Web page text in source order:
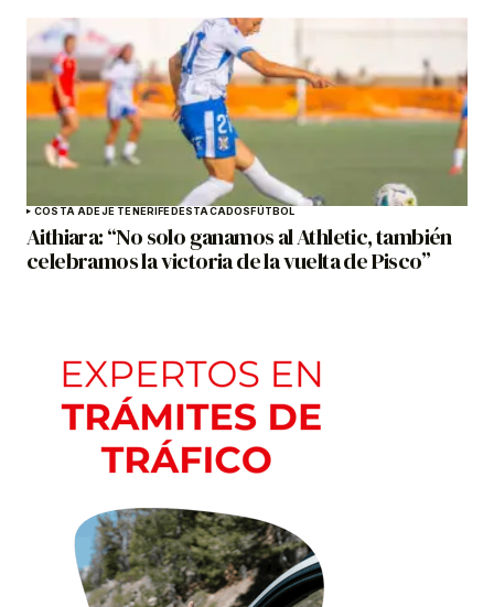
COSTA ADEJE TENERIFEDESTACADOSFÚTBOL
Aithiara: “No solo ganamos al Athletic, también
celebramos la victoria de la vuelta de Pisco”